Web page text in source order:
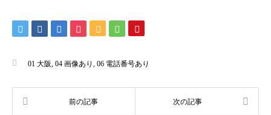
01 大阪, 04 画像あり , 06 電話番号あり